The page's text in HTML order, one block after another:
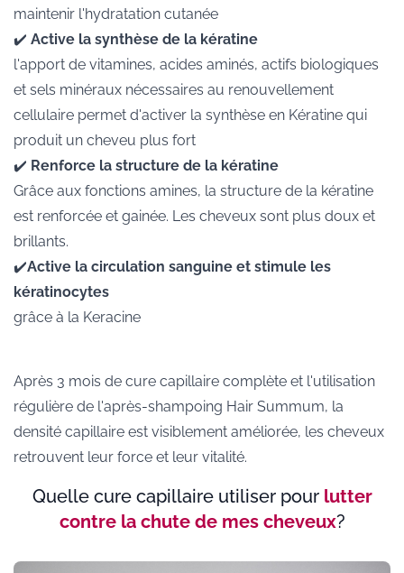
maintenir l'hydratation cutanée
✔️ Active la synthèse de la kératine
l'apport de vitamines, acides aminés, actifs biologiques
et sels minéraux nécessaires au renouvellement
cellulaire permet d'activer la synthèse en Kératine qui
produit un cheveu plus fort
✔️ Renforce la structure de la kératine
Grâce aux fonctions amines, la structure de la kératine
est renforcée et gainée. Les cheveux sont plus doux et
brillants.
✔️Active la circulation sanguine et stimule les
kératinocytes
grâce à la Keracine
Après 3 mois de cure capillaire complète et l'utilisation
régulière de l'après-shampoing Hair Summum, la
densité capillaire est visiblement améliorée, les cheveux
retrouvent leur force et leur vitalité.
Quelle cure capillaire utiliser pour lutter
contre la chute de mes cheveux?